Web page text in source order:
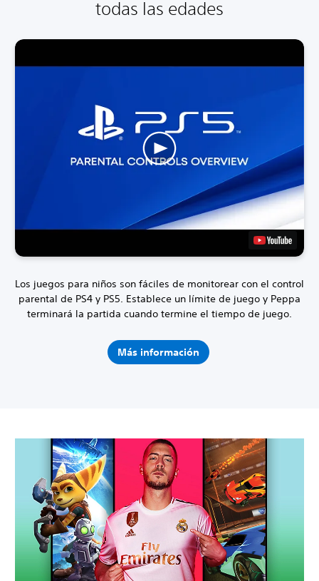
todas las edades
Los juegos para niños son fáciles de monitorear con el control
parental de PS4 y PS5. Establece un límite de juego y Peppa
terminará la partida cuando termine el tiempo de juego.
Más información